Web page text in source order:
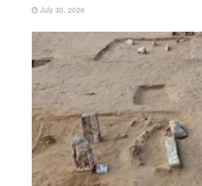
July 30, 2026